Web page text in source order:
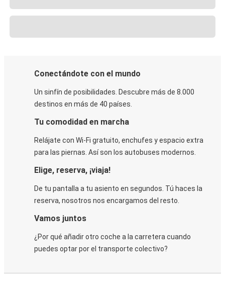
Conectándote con el mundo
Un sinfín de posibilidades. Descubre más de 8.000
destinos en más de 40 países.
Tu comodidad en marcha
Relájate con Wi-Fi gratuito, enchufes y espacio extra
para las piernas. Así son los autobuses modernos.
Elige, reserva, ¡viaja!
De tu pantalla a tu asiento en segundos. Tú haces la
reserva, nosotros nos encargamos del resto.
Vamos juntos
¿Por qué añadir otro coche a la carretera cuando
puedes optar por el transporte colectivo?